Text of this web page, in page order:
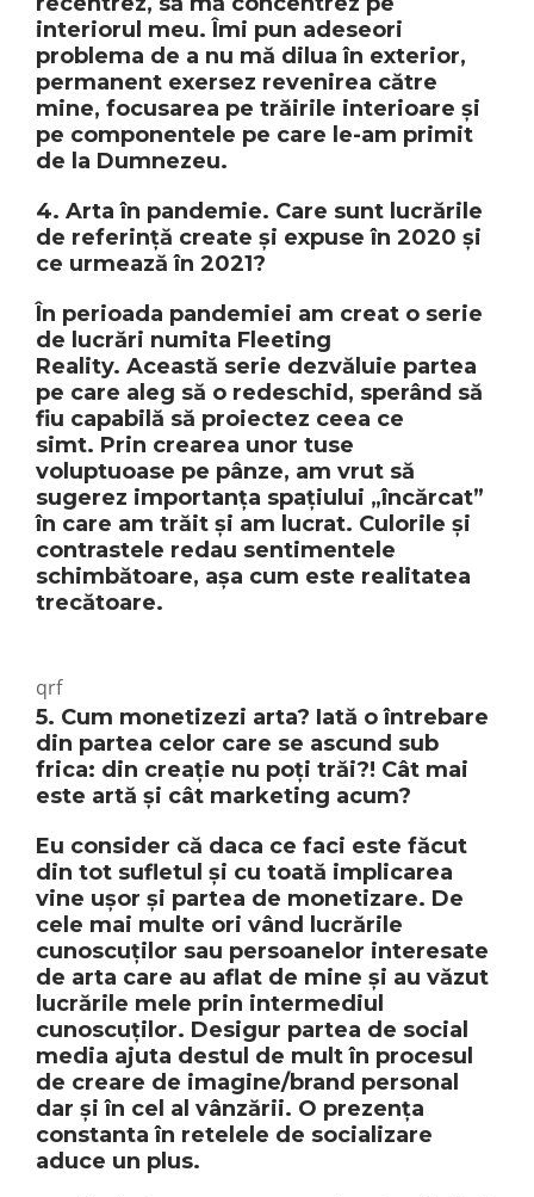
interiorul meu. Îmi pun adeseori
problema de a nu mă dilua în exterior,
permanent exersez revenirea către
mine, focusarea pe trăirile interioare și
pe componentele pe care le-am primit
de la Dumnezeu.
4. Arta în pandemie. Care sunt lucrările
de referință create și expuse în 2020 și
ce urmează în 2021?
În perioada pandemiei am creat o serie
de lucrări numita Fleeting
Reality. Această serie dezvăluie partea
pe care aleg să o redeschid, sperând să
fiu capabilă să proiectez ceea ce
simt. Prin crearea unor tuse
voluptuoase pe pânze, am vrut să
sugerez importanța spațiului „încărcat”
în care am trăit și am lucrat. Culorile și
contrastele redau sentimentele
schimbătoare, așa cum este realitatea
trecătoare.
qrf
5. Cum monetizezi arta? Iată o întrebare
din partea celor care se ascund sub
frica: din creație nu poți trăi?! Cât mai
este artă și cât marketing acum?
Eu consider că daca ce faci este făcut
din tot sufletul și cu toată implicarea
vine ușor și partea de monetizare. De
cele mai multe ori vând lucrările
cunoscuților sau persoanelor interesate
de arta care au aflat de mine și au văzut
lucrările mele prin intermediul
cunoscuților. Desigur partea de social
media ajuta destul de mult în procesul
de creare de imagine/brand personal
dar și în cel al vânzării. O prezența
constanta în retelele de socializare
aduce un plus.